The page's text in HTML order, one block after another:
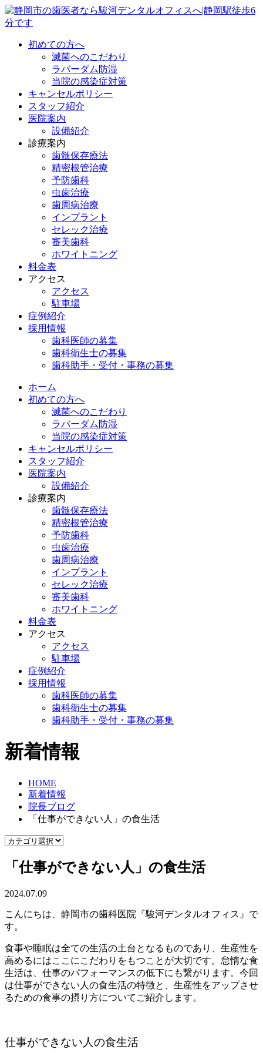
初めての方へ
滅菌へのこだわり
ラバーダム防湿
当院の感染症対策
キャンセルポリシー
スタッフ紹介
医院案内
設備紹介
診療案内
歯髄保存療法
精密根管治療
予防歯科
虫歯治療
歯周病治療
インプラント
セレック治療
審美歯科
ホワイトニング
料金表
アクセス
アクセス
駐車場
症例紹介
採用情報
歯科医師の募集
歯科衛生士の募集
歯科助手・受付・事務の募集
ホーム
初めての方へ
滅菌へのこだわり
ラバーダム防湿
当院の感染症対策
キャンセルポリシー
スタッフ紹介
医院案内
設備紹介
診療案内
歯髄保存療法
精密根管治療
予防歯科
虫歯治療
歯周病治療
インプラント
セレック治療
審美歯科
ホワイトニング
料金表
アクセス
アクセス
駐車場
症例紹介
採用情報
歯科医師の募集
歯科衛生士の募集
歯科助手・受付・事務の募集
新着情報
HOME
新着情報
院長ブログ
「仕事ができない人」の食生活
「仕事ができない人」の食生活
2024.07.09
こんにちは、静岡市の歯科医院『駿河デンタルオフィス』で
す。
食事や睡眠は全ての生活の土台となるものであり、生産性を
高めるにはここにこだわりをもつことが大切です。怠惰な食
生活は、仕事のパフォーマンスの低下にも繋がります。今回
は仕事ができない人の食生活の特徴と、生産性をアップさせ
るための食事の摂り方についてご紹介します。
仕事ができない人の食生活